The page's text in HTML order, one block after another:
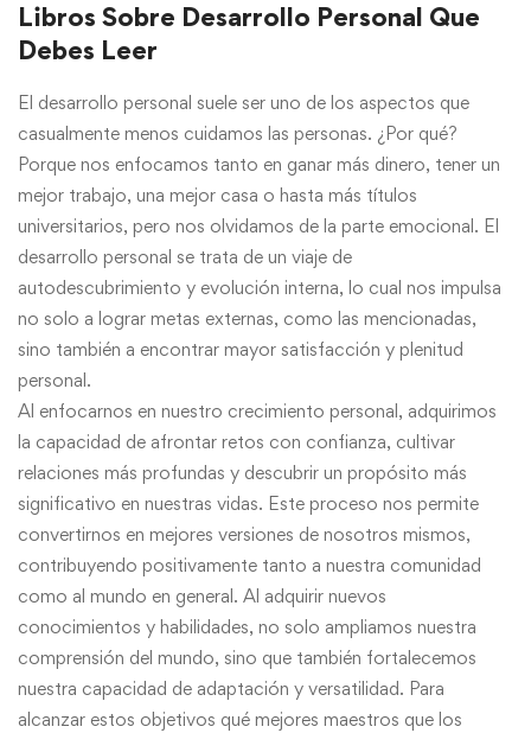
Libros Sobre Desarrollo Personal Que
Debes Leer
El desarrollo personal suele ser uno de los aspectos que
casualmente menos cuidamos las personas. ¿Por qué?
Porque nos enfocamos tanto en ganar más dinero, tener un
mejor trabajo, una mejor casa o hasta más títulos
universitarios, pero nos olvidamos de la parte emocional. El
desarrollo personal se trata de un viaje de
autodescubrimiento y evolución interna, lo cual nos impulsa
no solo a lograr metas externas, como las mencionadas,
sino también a encontrar mayor satisfacción y plenitud
personal.
Al enfocarnos en nuestro crecimiento personal, adquirimos
la capacidad de afrontar retos con confianza, cultivar
relaciones más profundas y descubrir un propósito más
significativo en nuestras vidas. Este proceso nos permite
convertirnos en mejores versiones de nosotros mismos,
contribuyendo positivamente tanto a nuestra comunidad
como al mundo en general. Al adquirir nuevos
conocimientos y habilidades, no solo ampliamos nuestra
comprensión del mundo, sino que también fortalecemos
nuestra capacidad de adaptación y versatilidad. Para
alcanzar estos objetivos qué mejores maestros que los